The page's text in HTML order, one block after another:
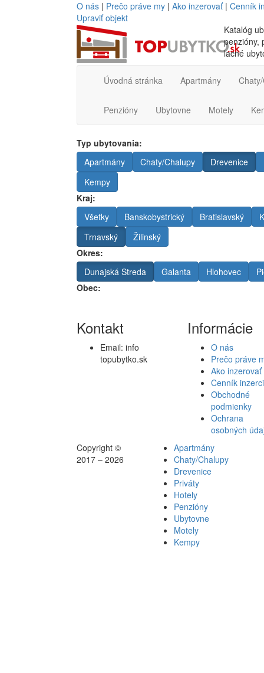
O nás | Prečo práve my | Ako inzerovať| Cenník
Upraviť objekt
Katalóg
penzióny,
lacné
Úvodná stránka Apartmány
Penzióny Ubytovne Motely
Typ ubytovania:
Apartmány
Chaty/Chalupy Drevenice
Kempy
Kraj:
Všetky
Banskobystrický Bratislavský
Trnavský
Žilinský
Okres:
Dunajská Streda
Galanta Hlohovec
Obec:
Kontakt
Email: info
topubytko.sk
Informácie
O nás
Prečo práve
Ako inzerovať
Cenník
Obchodné
podmienky
Ochrana
osobných
Copyright ©
2017 – 2026
Apartmány
Chaty/Chalupy
Drevenice
Priváty
Hotely
Penzióny
Ubytovne
Motely
Kempy